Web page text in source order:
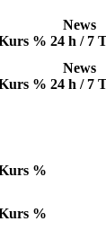
%
News
24 h / 7
%
News
24 h / 7
%
%